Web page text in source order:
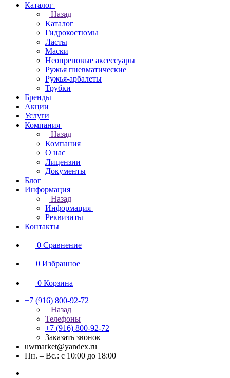
Каталог
Назад
Каталог
Гидрокостюмы
Ласты
Маски
Неопреновые аксессуары
Ружья пневматические
Ружья-арбалеты
Трубки
Бренды
Акции
Услуги
Компания
Назад
Компания
О нас
Лицензии
Документы
Блог
Информация
Назад
Информация
Реквизиты
Контакты
0 Сравнение
0 Избранное
0 Корзина
+7 (916) 800-92-72
Назад
Телефоны
+7 (916) 800-92-72
Заказать звонок
uwmarket@yandex.ru
Пн. – Вс.: с 10:00 до 18:00